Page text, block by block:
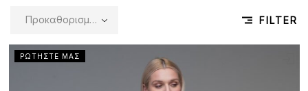
FILTER
Προκαθορισμένη ταξινόμηση
ΡΩΤΗΣΤΕ ΜΑΣ